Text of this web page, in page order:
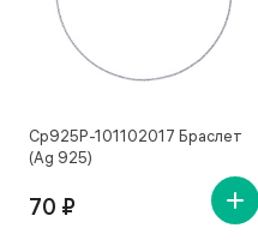
Ср925Р-101102017 Браслет
(Ag 925)
70 ₽